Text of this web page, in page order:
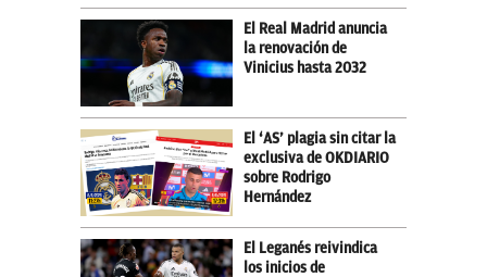
El Real Madrid anuncia
la renovación de
Vinicius hasta 2032
El ‘AS’ plagia sin citar la
exclusiva de OKDIARIO
sobre Rodrigo
Hernández
El Leganés reivindica
los inicios de